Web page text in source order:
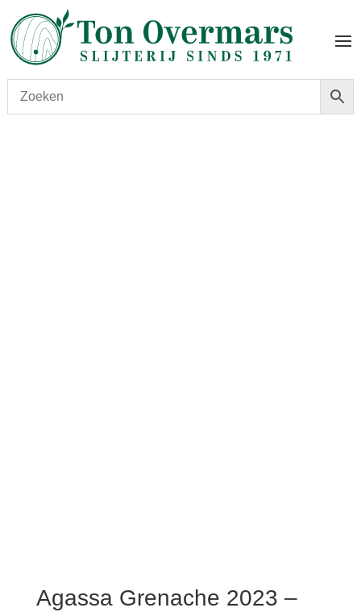
Agassa Grenache 2023 –